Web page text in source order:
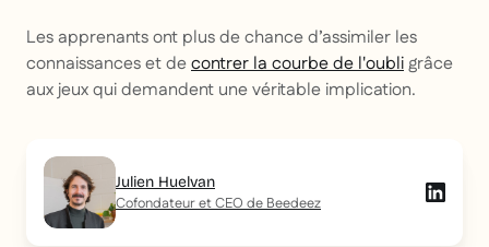
Les apprenants ont plus de chance d’assimiler les
connaissances et decontrer la courbe de l'oubligrâce
aux jeux qui demandent une véritable implication.
Julien Huelvan
Cofondateur et CEO de Beedeez